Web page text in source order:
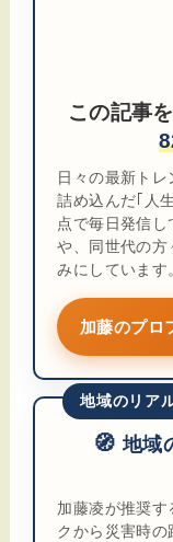
この記事
日々の最新ト
詰め込んだ｢人
点で毎日発信
や、同世代の方
みにしています
加藤のプロ
地域のリア
🧭 地域
加藤凌が推奨す
クから災害時